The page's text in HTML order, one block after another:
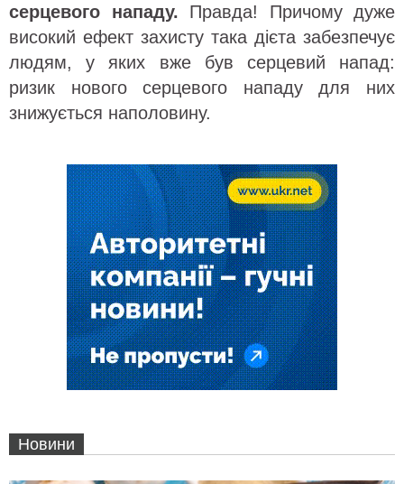
серцевого нападу. Правда! Причому дуже
високий ефект захисту така дієта забезпечує
людям, у яких вже був серцевий напад:
ризик нового серцевого нападу для них
знижується наполовину.
Новини